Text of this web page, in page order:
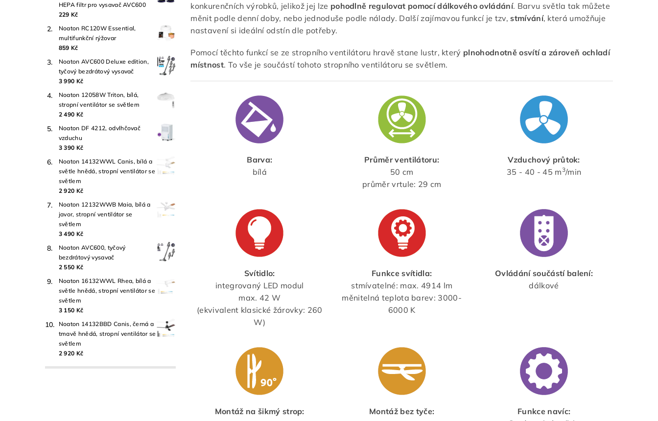
HEPA filtr pro vysavač AVC600
229 Kč
Noaton RC120W Essential,
multifunkční rýžovar
859 Kč
Noaton AVC600 Deluxe edition,
tyčový bezdrátový vysavač
3 990 Kč
Noaton 12058W Triton, bílá,
stropní ventilátor se světlem
2 490 Kč
Noaton DF 4212, odvlhčovač
vzduchu
3 390 Kč
Noaton 14132WWL Canis, bílá a
světle hnědá, stropní ventilátor se
světlem
2 920 Kč
Noaton 12132WWB Maia, bílá a
javor, stropní ventilátor se
světlem
3 490 Kč
Noaton AVC600, tyčový
bezdrátový vysavač
2 550 Kč
Noaton 16132WWL Rhea, bílá a
světle hnědá, stropní ventilátor se
světlem
3 150 Kč
Noaton 14132BBD Canis, černá a
tmavě hnědá, stropní ventilátor se
světlem
2 920 Kč
konkurenčních výrobků, jelikož jej lze pohodlně regulovat pomocí dálkového ovládání. Barvu světla tak můžete
měnit podle denní doby, nebo jednoduše podle nálady. Další zajímavou funkcí je tzv,stmívání, která umožňuje
nastavení si ideální odstín dle potřeby.
Pomocí těchto funkcí se ze stropního ventilátoru hravě stane lustr, který plnohodnotně osvítí a zároveň ochladí
místnost. To vše je součástí tohoto stropního ventilátoru se světlem.
Barva:
bílá
Průměr ventilátoru:
50 cm
průměr vrtule: 29 cm
Vzduchový průtok:
35 - 40 - 45 m 3/min
Svítidlo:
integrovaný LED modul
max. 42 W
(ekvivalent klasické žárovky: 260
W)
Funkce svítidla:
stmívatelné: max. 4914 lm
měnitelná teplota barev: 3000-
6000 K
Ovládání součástí balení:
dálkové
Montáž na šikmý strop:
Montáž bez tyče:
Funkce navíc: